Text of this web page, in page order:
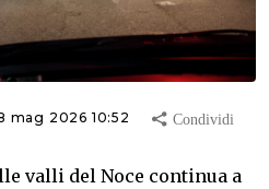
mag 2026 10:52
valli del Noce continua a